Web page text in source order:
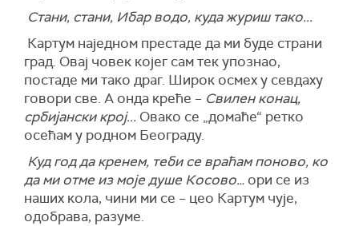
Стани, стани, Ибар водо, куда журиш тако...
Картум наједном престаде да ми буде страни
град. Овај човек којег сам тек упознао,
постаде ми тако драг. Широк осмех у севдаху
говори све. А онда креће – Свилен конац,
србијански крој... Овако се „домаће“ ретко
осећам у родном Београду.
Куд год да кренем, теби се враћам поново, ко
да ми отме из моје душе Косово… ори се из
наших кола, чини ми се – цео Картум чује,
одобрава, разуме.